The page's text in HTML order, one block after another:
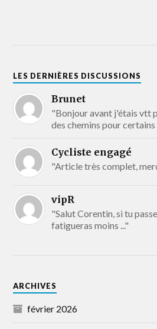
LES DERNIÈRES DISCUSSIONS
Brunet
"Bonjour avant j'étais vtt
des chemins pour certains
Cycliste engagé
"Article très complet,
vipR
"Salut Corentin, si tu
fatigueras moins ..."
ARCHIVES
février 2026